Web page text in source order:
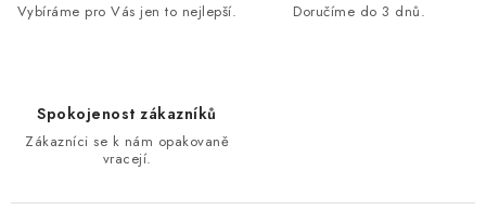
Vybíráme pro Vás jen to nejlepší. Doručíme do 3 dnů.
Spokojenost zákazníků
Zákazníci se k nám opakovaně
vracejí.